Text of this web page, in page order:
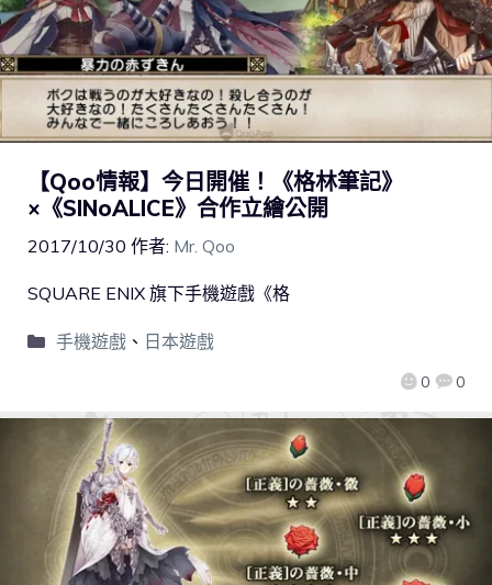
【Qoo情報】今日開催！《格林筆記》
×《SINoALICE》合作立繪公開
2017/10/30 作者: Mr. Qoo
0 0
SQUARE ENIX 旗下手機遊戲《格
手機遊戲、 日本遊戲